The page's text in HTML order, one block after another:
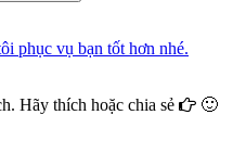
phục vụ bạn tốt hơn nhé.
Hãy thích hoặc chia sẻ
🙂